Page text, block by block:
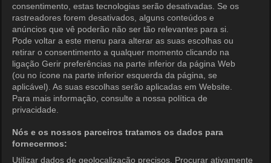
consentimento, estas tecnologias serão desativadas. Se os
rastreadores forem desativados, alguns conteúdos e
anúncios que vê poderão não ser tão relevantes para si.
Pode voltar a este menu para alterar as suas escolhas ou
retirar o consentimento a qualquer momento clicando na
ligação Gerir preferências na parte inferior da página Web
(ou no ícone na parte inferior esquerda da página, se
aplicável). As suas escolhas serão aplicadas em Website.
Para mais informação, consulte a nossa política de
privacidade.
Nós e os nossos parceiros tratamos os dados para
fornecermos:
Utilizar dados de geolocalização precisos. Procurar ativamente